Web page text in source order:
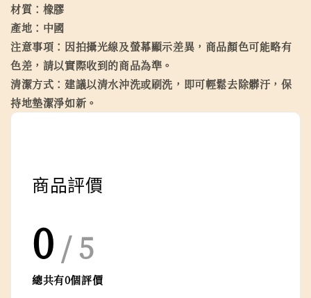
材質：橡膠
產地：中國
注意事項：因拍攝光線及螢幕顯示差異，商品顏色可能略有
色差，請以實際收到的商品為準。
清潔方式：建議以清水沖洗或刷洗，即可輕鬆去除髒汙，保
持地墊潔淨如新。
商品評價
0 / 5
總共有0個評價